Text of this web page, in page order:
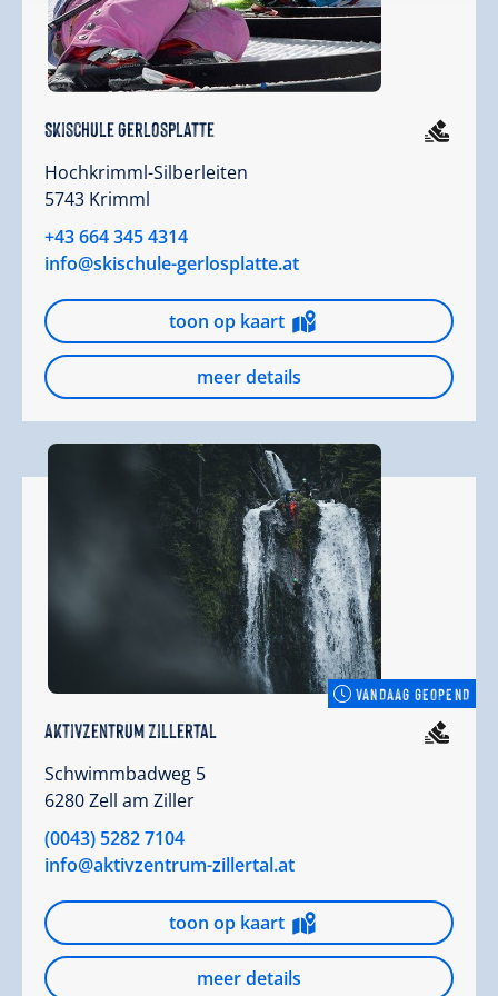
Skischule Gerlosplatte
Hochkrimml-Silberleiten
5743 Krimml
+43 664 345 4314
info@skischule-gerlosplatte.at
toon op kaart
meer details
VANDAAG GEOPEND
Aktivzentrum Zillertal
Schwimmbadweg 5
6280 Zell am Ziller
(0043) 5282 7104
info@aktivzentrum-zillertal.at
toon op kaart
meer details